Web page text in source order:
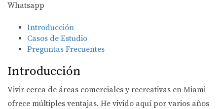
Whatsapp
Introducción
Casos de Estudio
Preguntas Frecuentes
Introducción
Vivir cerca de áreas comerciales y recreativas en Miami
ofrece múltiples ventajas. He vivido aquí por varios años